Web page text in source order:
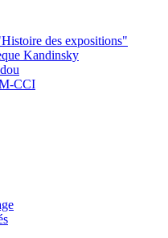
des expositions"
Kandinsky
CCI